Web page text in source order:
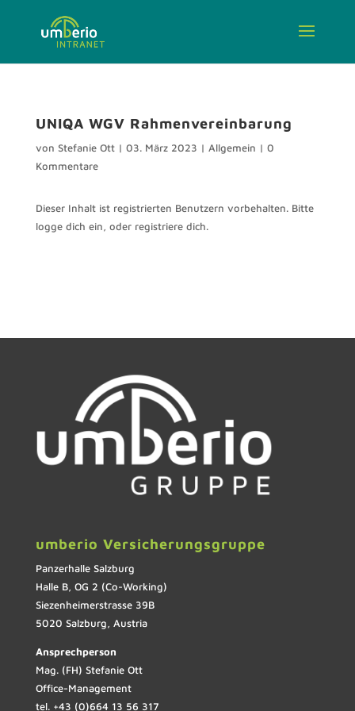
UNIQA WGV Rahmenvereinbarung
von Stefanie Ott| 03. März 2023 | Allgemein | 0
Kommentare
Dieser Inhalt ist registrierten Benutzern vorbehalten. Bitte
logge dich ein, oder registriere dich.
umberio Versicherungsgruppe
Panzerhalle Salzburg
Halle B, OG 2 (Co-Working)
Siezenheimerstrasse 39B
5020 Salzburg, Austria
Ansprechperson
Mag. (FH) Stefanie Ott
Office-Management
tel. +43 (0)664 13 56 317